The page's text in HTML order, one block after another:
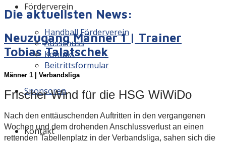
Förderverein
Handball Förderverein
Ausschuss
Kontakt
Beitrittsformular
Sponsoren
Kontakt
Die aktuellsten News:
Neuzugang Männer 1 | Trainer
Tobias Talatschek
Männer 1 | Verbandsliga
Frischer Wind für die HSG WiWiDo
Nach den enttäuschenden Auftritten in den vergangenen
Wochen und dem drohenden Anschlussverlust an einen
rettenden Tabellenplatz in der Verbandsliga, sahen sich die